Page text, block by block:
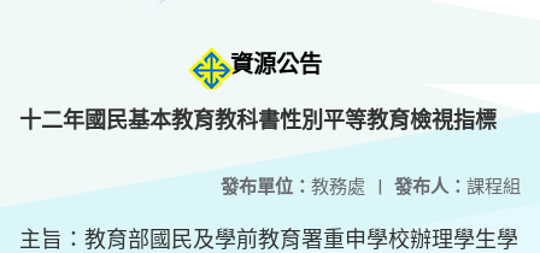
資源公告
十二年國民基本教育教科書性別平等教育檢視指標
發布人： 課程組
發布單位： 教務處 |
主旨：教育部國民及學前教育署重申學校辦理學生學